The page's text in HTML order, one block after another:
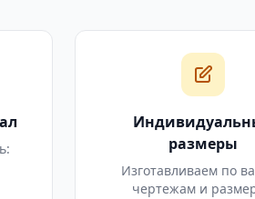
размеры
Изготавливаем по
чертежам и